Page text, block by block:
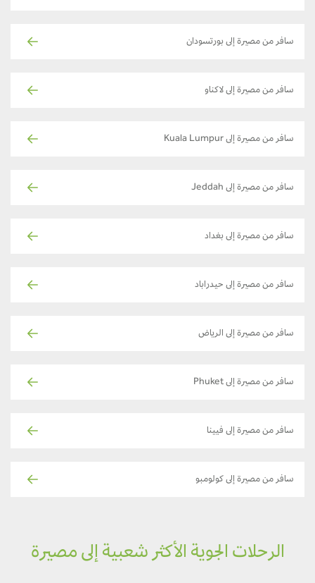
سافر من مصيرة إلى بورتسودان
سافر من مصيرة إلى لاكناو
سافر من مصيرة إلى Kuala Lumpur
سافر من مصيرة إلى Jeddah
سافر من مصيرة إلى بغداد
سافر من مصيرة إلى حيدراباد
سافر من مصيرة إلى الرياض
سافر من مصيرة إلى Phuket
سافر من مصيرة إلى فيينا
سافر من مصيرة إلى كولومبو
الرحلات الجوية الأكثر شعبية إلى مصيرة